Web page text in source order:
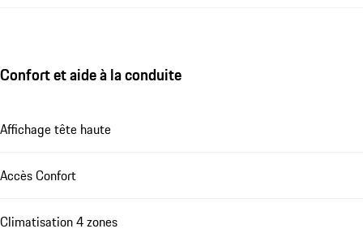
Confort et aide à la conduite
Affichage tête haute
Accès Confort
Climatisation 4 zones